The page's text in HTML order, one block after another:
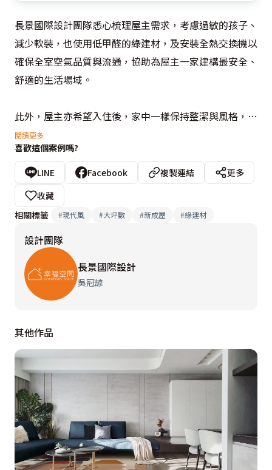
長景國際設計團隊悉心梳理屋主需求，考慮過敏的孩子、
減少軟裝，也使用低甲醛的綠建材，及安裝全熱交換機以
確保全室空氣品質與流通，協助為屋主一家建構最安全、
舒適的生活場域。
此外，屋主亦希望入住後，家中一樣保持整潔與風格，所
以，本案置入大量的櫃體，收納之餘也盡量將音響、主機
等設置在櫃中，以保持潔淨。
色系方面用白、灰、深木色鋪敘空間，立面多以白色回應
開放格局，襯托出一室淨白敞亮，藉由櫃體線條形塑場域
紋紋理，構築具現代感的四口之家。
閱讀更多
喜歡這個案例嗎?
LINE Facebook 複製連結
更多
收藏
相關標籤
#現代風 #大坪數 #新成屋 #綠建材
設計團隊
長景國際設計
吳冠諺
其他作品